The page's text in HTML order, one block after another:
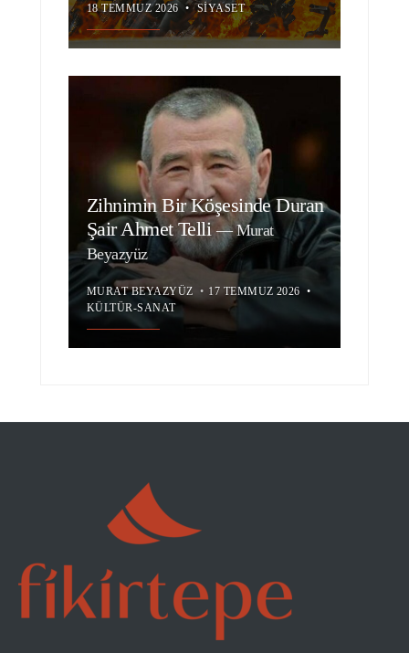
18 TEMMUZ 2026 • SIYASET
Zihnimin Bir Köşesinde Duran
Şair Ahmet Telli—Murat
Beyazyüz
MURAT BEYAZYÜZ • 17 TEMMUZ 2026 •
KÜLTÜR-SANAT